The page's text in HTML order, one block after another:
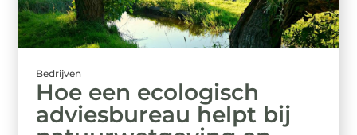
Bedrijven
Hoe een ecologisch
adviesbureau helpt bij